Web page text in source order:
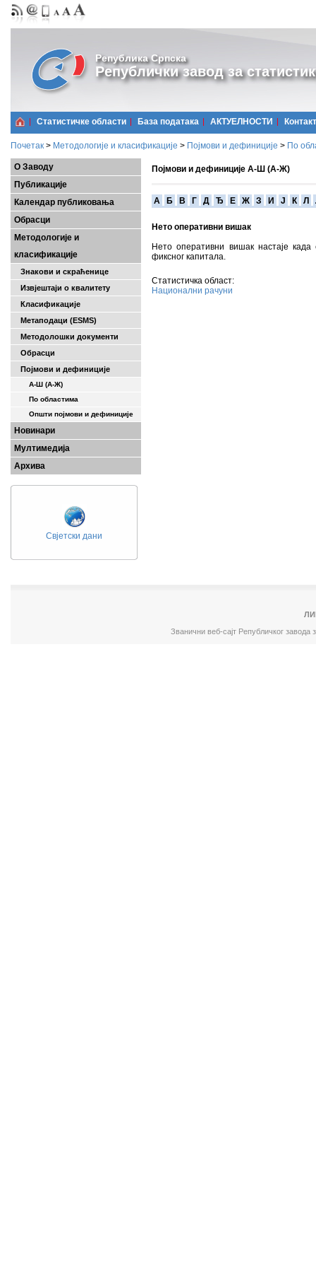
Република Српска
Републички завод за
Статистичке области Базa података АКТУЕЛНОСТИ Контакт
Почетак > Методологије и класификације > Појмови и дефиниције > По
О Заводу
Публикације
Календар публиковања
Обрасци
Методологије и
класификације
Знакови и скраћенице
Извјештаји о квалитету
Класификације
Метаподаци (ESMS)
Методолошки документи
Обрасци
Појмови и дефиниције
А-Ш (A-Ж)
По областима
Општи појмови и дефиниције
Новинари
Мултимедија
Архива
Свјетски дани
Појмови и дефиниције А-Ш (А-Ж)
A Б В Г Д Ђ Е Ж З И Ј К Л
Нето оперативни вишак
Нето оперативни вишак настаје
фиксног капитала.
Статистичка област:
Национални рачуни
Званични веб-сајт Републичког